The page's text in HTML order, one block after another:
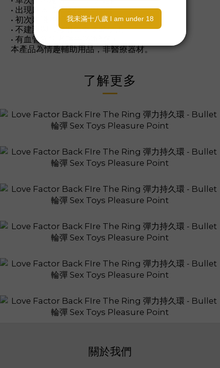
• 出現麻木或刺痛請立即取下
• 初次建議搭配水性潤滑液
• 不建議與口服壯陽藥同時使用
• 有血管疾病者請先諮詢醫師
本產品為情趣輔助用品，非醫療器材。
了解更多
關於我們